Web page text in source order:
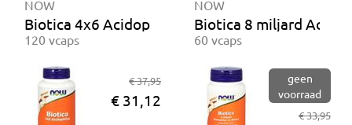
NOW
Biotica 4x6 Acidophilus
120 vcaps
€ 37,95
€ 31,12
NOW
Biotica 8 miljard
60 vcaps
geen
voorraad
€ 33,95